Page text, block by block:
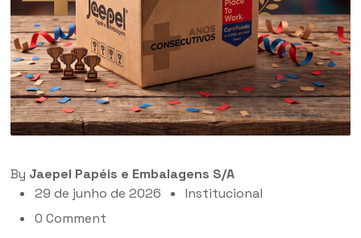
By Jaepel Papéis e Embalagens S/A
29 de junho de 2026
Institucional
0 Comment